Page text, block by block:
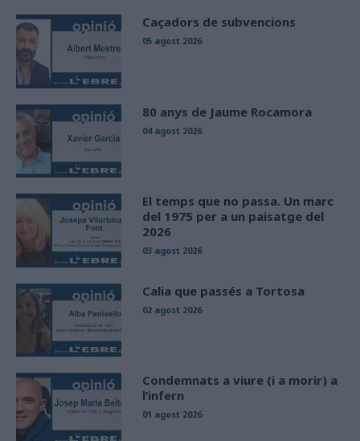
Caçadors de subvencions
05 agost 2026
80 anys de Jaume Rocamora
04 agost 2026
El temps que no passa. Un marc
del 1975 per a un paisatge del
2026
03 agost 2026
Calia que passés a Tortosa
02 agost 2026
Condemnats a viure (i a morir) a
l’infern
01 agost 2026